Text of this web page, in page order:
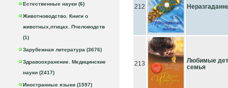
Естественные науки (6)
Животноводство. Книги о
животных,птицах. Пчеловодств
(1)
Зарубежная литература (3676)
Здравоохранение. Медицинские
науки (2417)
Иностранные языки (1597)
212
213
Любимые
семья